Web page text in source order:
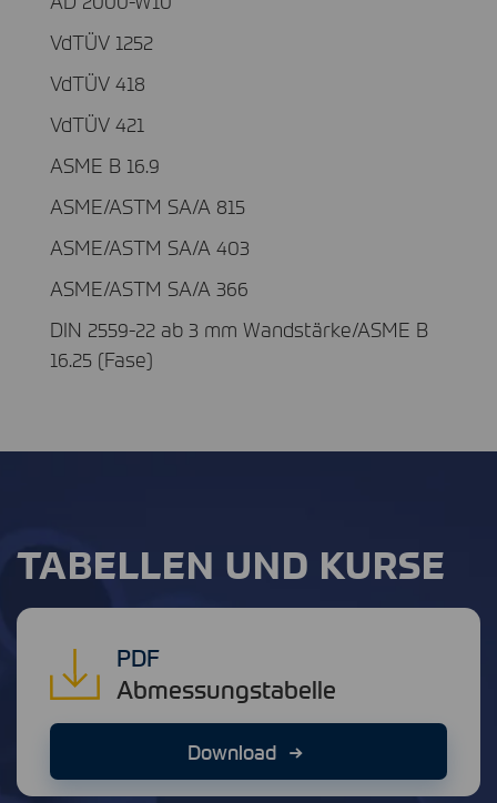
VdTÜV 1252
VdTÜV 418
VdTÜV 421
ASME B 16.9
ASME/ASTM SA/A 815
ASME/ASTM SA/A 403
ASME/ASTM SA/A 366
DIN 2559-22 ab 3 mm Wandstärke/ASME B
16.25 (Fase)
TABELLEN UND KURSE
PDF
Abmessungstabelle
Download